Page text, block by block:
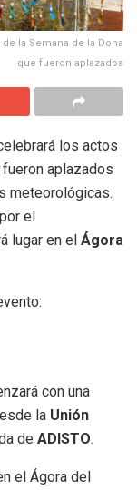
la Semana de la Dona
que fueron aplazados
los actos
aplazados
meteorológicas.
el
lugar en el Ágora
con una
la Unión
deADISTO.
el Ágora del